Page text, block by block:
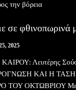
την βόρεια
σε φθινοπωρινά
2025
Λευτέρης
ΚΑΙ Η
ΟΚΤΩΒΡΙΟΥ